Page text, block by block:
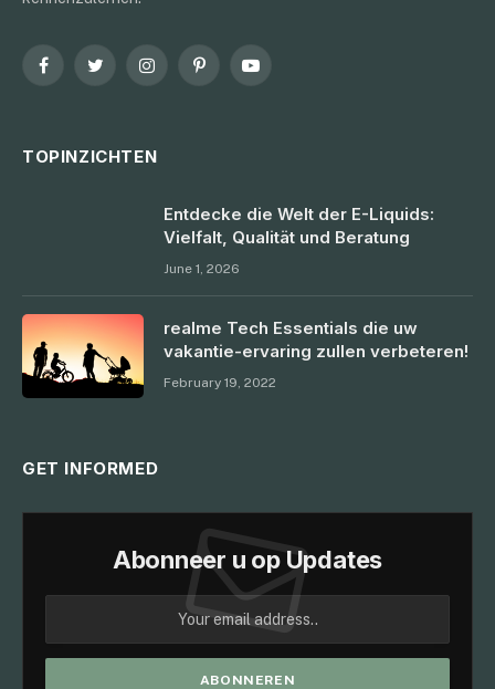
FacebookTwitterInstagramPinterestYouTube
TOPINZICHTEN
Entdecke die Welt der E-Liquids:
Vielfalt, Qualität und Beratung
June 1, 2026
realme Tech Essentials die uw
vakantie-ervaring zullen verbeteren!
February 19, 2022
GET INFORMED
Abonneer u op Updates